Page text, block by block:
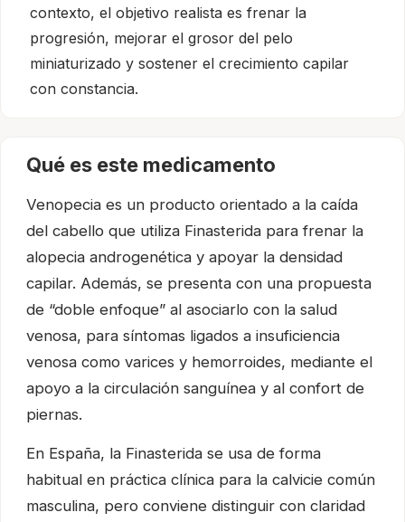
contexto, el objetivo realista es frenar la
progresión, mejorar el grosor del pelo
miniaturizado y sostener el crecimiento capilar
con constancia.
Qué es este medicamento
Venopecia es un producto orientado a la caída
del cabello que utiliza Finasterida para frenar la
alopecia androgenética y apoyar la densidad
capilar. Además, se presenta con una propuesta
de “doble enfoque” al asociarlo con la salud
venosa, para síntomas ligados a insuficiencia
venosa como varices y hemorroides, mediante el
apoyo a la circulación sanguínea y al confort de
piernas.
En España, la Finasterida se usa de forma
habitual en práctica clínica para la calvicie común
masculina, pero conviene distinguir con claridad